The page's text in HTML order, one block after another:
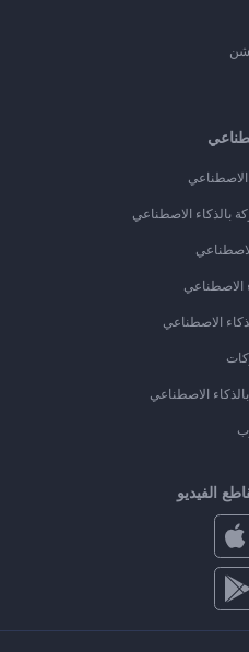
الاصطناعي
بالذكاء الاصطناعي
الاصطناعي
الاصطناعي
الاصطناعي
الفيديو